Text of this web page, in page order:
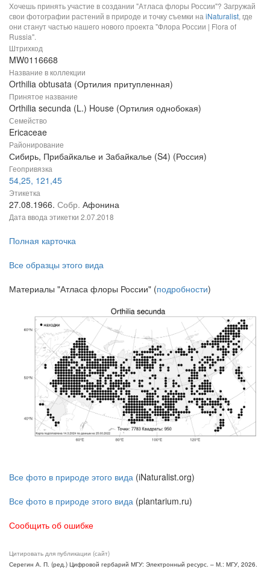
Хочешь принять участие в создании "Атласа флоры России"? Загружай
свои фотографии растений в природе и точку съемки на iNaturalist, где
они станут частью нашего нового проекта "Флора России | Flora of
Russia".
Штрихкод
MW0116668
Название в коллекции
Orthilia obtusata (Ортилия притупленная)
Принятое название
Orthilia secunda (L.) House (Ортилия однобокая)
Семейство
Ericaceae
Районирование
Сибирь, Прибайкалье и Забайкалье (S4) (Россия)
Геопривязка
54,25, 121,45
Этикетка
27.08.1966. Собр. Афонина
Дата ввода этикетки 2.07.2018
Полная карточка
Все образцы этого вида
Материалы "Атласа флоры России" (подробности)
Все фото в природе этого вида (iNaturalist.org)
Все фото в природе этого вида (plantarium.ru)
Сообщить об ошибке
Цитировать для публикации (сайт)
Серегин А. П. (ред.) Цифровой гербарий МГУ: Электронный ресурс. – М.: МГУ, 2026.